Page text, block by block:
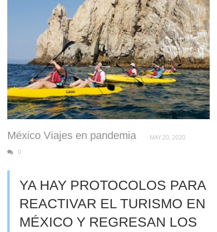
México, Viajes en pandemia
MAY 20, 2020
0
YA HAY PROTOCOLOS PARA
REACTIVAR EL TURISMO EN
MÉXICO Y REGRESAN LOS